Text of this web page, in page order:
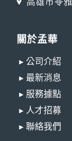
關於孟華
▸ 公司介紹
▸ 最新消息
▸ 服務據點
▸ 人才招募
▸ 聯絡我們